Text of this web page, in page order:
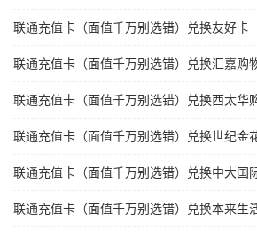
联通充值卡（面值千万别选错）兑换友好卡
联通充值卡（面值千万别选错）兑换汇嘉购
联通充值卡（面值千万别选错）兑换西太华
联通充值卡（面值千万别选错）兑换世纪金
联通充值卡（面值千万别选错）兑换中大国
联通充值卡（面值千万别选错）兑换本来生